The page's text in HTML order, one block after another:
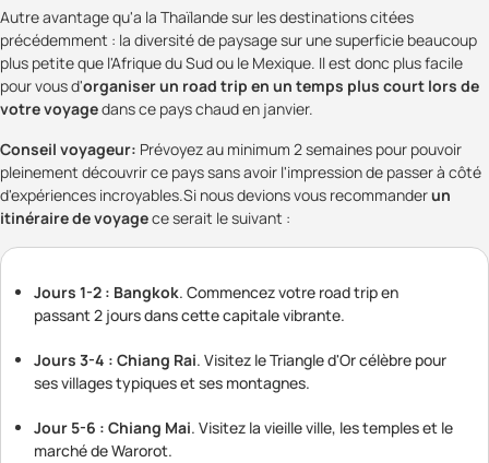
Autre avantage qu'a la Thaïlande sur les destinations citées
précédemment : la diversité de paysage sur une superficie beaucoup
plus petite que l'Afrique du Sud ou le Mexique. Il est donc plus facile
pour vous d'organiser un road trip en un temps plus court lors de
votre voyagedans ce pays chaud en janvier.
Conseil voyageur: Prévoyez au minimum 2 semaines pour pouvoir
pleinement découvrir ce pays sans avoir l'impression de passer à côté
d'expériences incroyables.Si nous devions vous recommanderun
itinéraire de voyagece serait le suivant :
Jours 1-2 : Bangkok. Commencez votre road trip en
passant 2 jours dans cette capitale vibrante.
Jours 3-4 : Chiang Rai. Visitez le Triangle d'Or célèbre pour
ses villages typiques et ses montagnes.
Jour 5-6 : Chiang Mai. Visitez la vieille ville, les temples et le
marché de Warorot.